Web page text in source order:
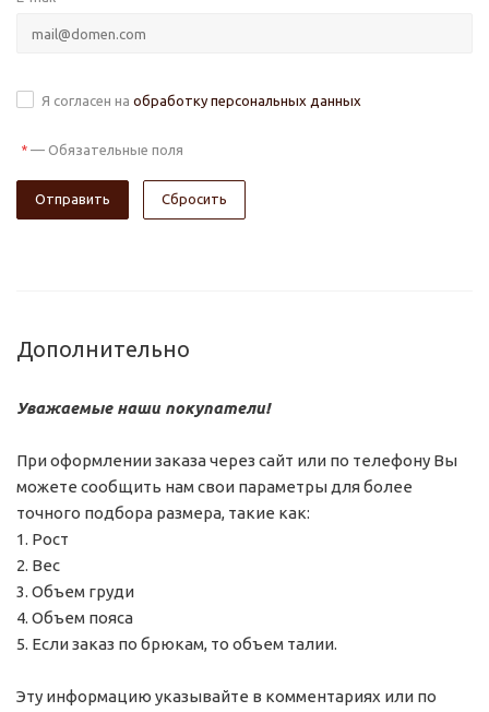
Я согласен на обработку персональных данных
* — Обязательные поля
Сбросить
Дополнительно
Уважаемые наши покупатели!
При оформлении заказа через сайт или по телефону Вы
можете сообщить нам свои параметры для более
точного подбора размера, такие как:
1. Рост
2. Вес
3. Объем груди
4. Объем пояса
5. Если заказ по брюкам, то объем талии.
Эту информацию указывайте в комментариях или по